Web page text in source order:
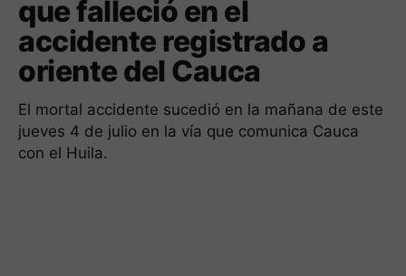
que falleció en el
accidente registrado a
oriente del Cauca
El mortal accidente sucedió en la mañana de este
jueves 4 de julio en la vía que comunica Cauca
con el Huila.